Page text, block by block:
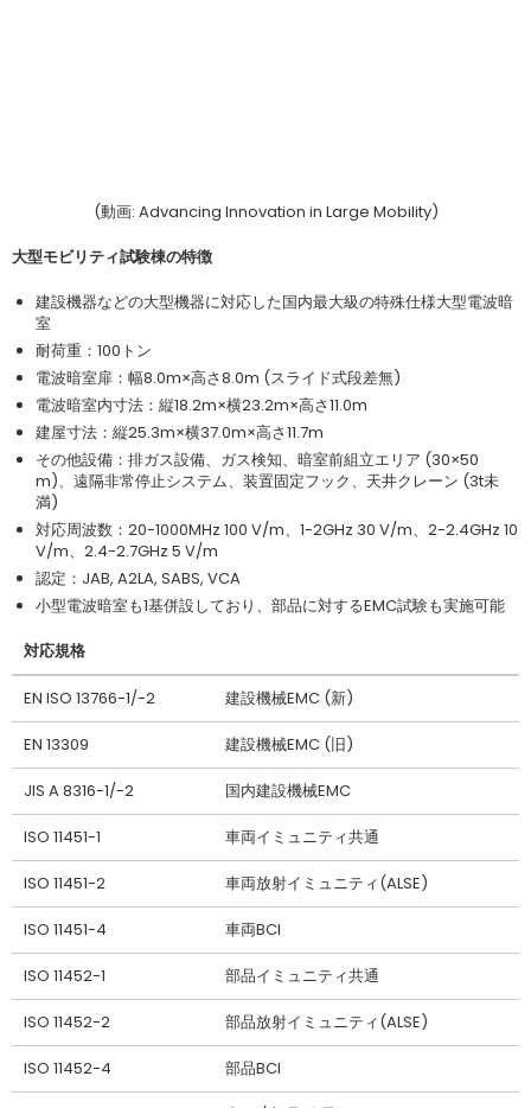
(動画: Advancing Innovation in Large Mobility)
大型モビリティ試験棟の特徴
建設機器などの大型機器に対応した国内最大級の特殊仕様大型電波暗
室
耐荷重：100トン
電波暗室扉：幅8.0m×高さ8.0m (スライド式段差無)
電波暗室内寸法：縦18.2m×横23.2m×高さ11.0m
建屋寸法：縦25.3m×横37.0m×高さ11.7m
その他設備：排ガス設備、ガス検知、暗室前組立エリア (30×50
m)、遠隔非常停止システム、装置固定フック、天井クレーン (3t未
満)
対応周波数：20-1000MHz 100 V/m、1-2GHz 30 V/m、2-2.4GHz 10
V/m、2.4-2.7GHz 5 V/m
認定：JAB, A2LA, SABS, VCA
小型電波暗室も1基併設しており、部品に対するEMC試験も実施可能
対応規格
EN ISO 13766-1/-2 建設機械EMC (新)
EN 13309 建設機械EMC (旧)
JIS A 8316-1/-2 国内建設機械EMC
ISO 11451-1 車両イミュニティ共通
ISO 11451-2 車両放射イミュニティ(ALSE)
ISO 11451-4 車両BCI
ISO 11452-1 部品イミュニティ共通
ISO 11452-2 部品放射イミュニティ(ALSE)
ISO 11452-4 部品BCI